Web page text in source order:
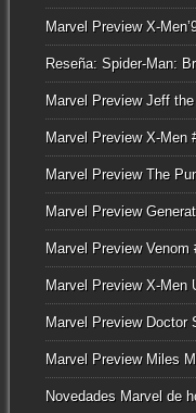
Marvel Preview X-
Reseña: Spider-Man:
Marvel Preview Jeff
Marvel Preview X-Men
Marvel Preview The
Marvel Preview
Marvel Preview Venom
Marvel Preview X-Men
Marvel Preview Doctor
Marvel Preview Miles
Novedades Marvel de